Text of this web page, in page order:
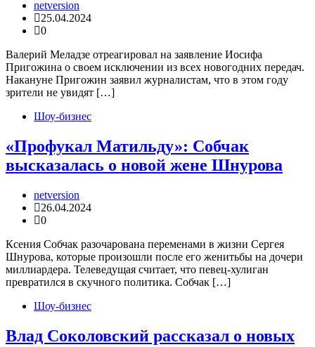
netversion
25.04.2024
0
Валерий Меладзе отреагировал на заявление Иосифа
Пригожина о своем исключении из всех новогодних передач.
Накануне Пригожин заявил журналистам, что в этом году
зрители не увидят […]
Шоу-бизнес
«Профукал Матильду»: Собчак
высказалась о новой жене Шнурова
netversion
26.04.2024
0
Ксения Собчак разочарована переменами в жизни Сергея
Шнурова, которые произошли после его женитьбы на дочери
миллиардера. Телеведущая считает, что певец-хулиган
превратился в скучного политика. Собчак […]
Шоу-бизнес
Влад Соколовский рассказал о новых